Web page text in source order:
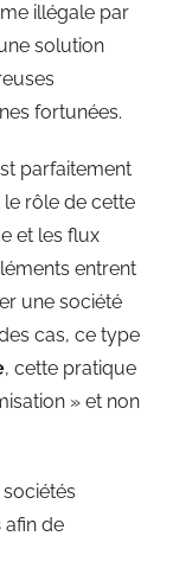
illégale par
solution
fortunées.
parfaitement
le rôle de cette
et les flux
entrent
une société
cas, ce type
, cette pratique
» et non
afin de